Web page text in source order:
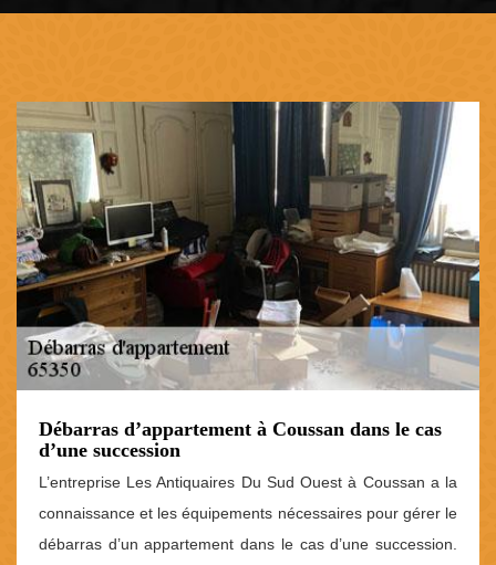
Débarras d’appartement à Coussan dans le cas
d’une succession
L’entreprise Les Antiquaires Du Sud Ouest à Coussan a la
connaissance et les équipements nécessaires pour gérer le
débarras d’un appartement dans le cas d’une succession.